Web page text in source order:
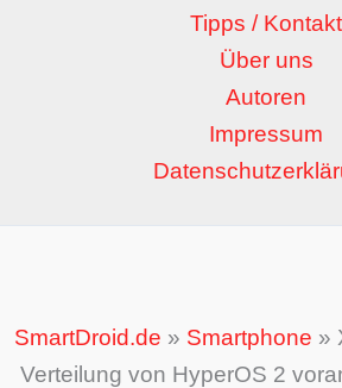
Tipps / Kontakt
Über uns
Autoren
Impressum
SmartDroid.de » Smartphone »
Verteilung von HyperOS 2